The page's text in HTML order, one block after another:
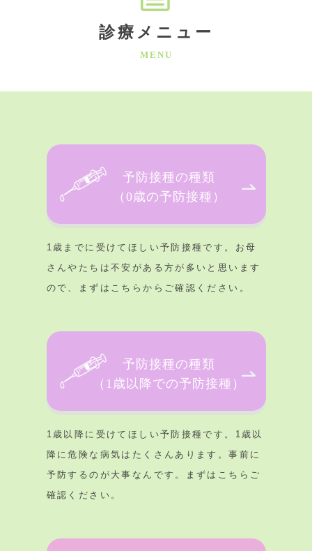
診療メニュー
MENU
予防接種の種類
（0歳の予防接種）
1歳までに受けてほしい予防接種です。お母
さんやたちは不安がある方が多いと思います
ので、まずはこちらからご確認ください。
予防接種の種類
（1歳以降での予防接種）
1歳以降に受けてほしい予防接種です。1歳以
降に危険な病気はたくさんあります。事前に
予防するのが大事なんです。まずはこちらご
確認ください。